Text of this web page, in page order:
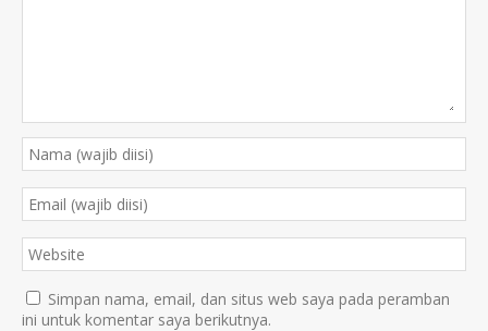
Simpan nama, email, dan situs web saya pada peramban
ini untuk komentar saya berikutnya.